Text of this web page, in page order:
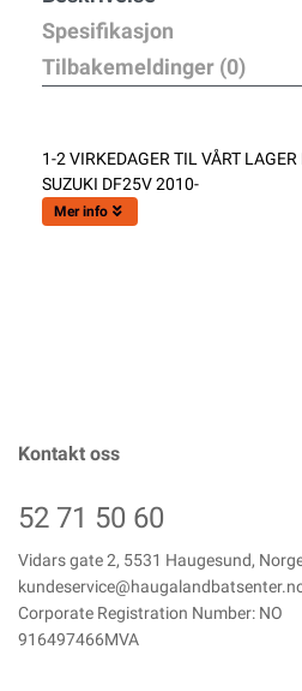
Spesifikasjon
Tilbakemeldinger (0)
1-2 VIRKEDAGER TIL VÅRT
SUZUKI DF25V 2010-
Mer info
Kontakt oss
52 71 50 60
Vidars gate 2, 5531 Haugesund,
Corporate Registration Number: NO
916497466MVA